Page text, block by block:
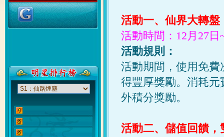
活動一、仙界大轉盤
活動時間：12月27日
活動規則：
活動期間，使用免
得豐厚獎勵。消耗
外積分獎勵。
活動二、儲值回饋，